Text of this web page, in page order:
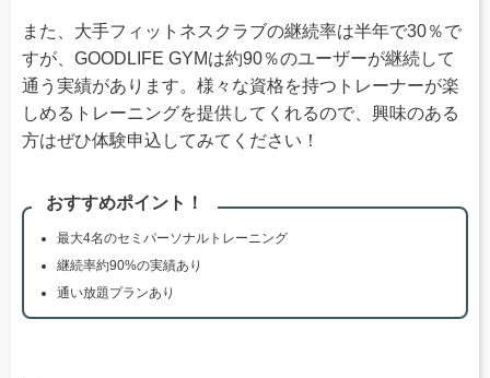
また、大手フィットネスクラブの継続率は半年で30％で
すが、GOODLIFE GYMは約90％のユーザーが継続して
通う実績があります。様々な資格を持つトレーナーが楽
しめるトレーニングを提供してくれるので、興味のある
方はぜひ体験申込してみてください！
おすすめポイント！
最大4名のセミパーソナルトレーニング
継続率約90%の実績あり
通い放題プランあり